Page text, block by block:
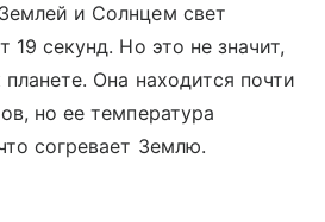
и Солнцем свет
19 секунд. Но это не значит,
планете. Она находится почти
но ее температура
согревает Землю.